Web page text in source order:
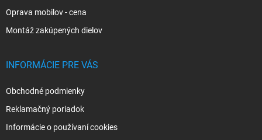
Oprava mobilov - cena
Montáž zakúpených dielov
INFORMÁCIE PRE VÁS
Obchodné podmienky
Reklamačný poriadok
Informácie o používaní cookies